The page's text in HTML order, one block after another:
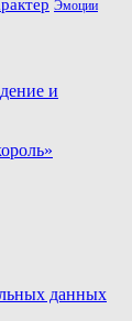
Эмоции
и
данных